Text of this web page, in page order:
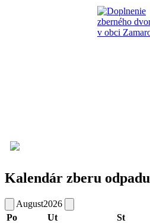
Kalendár zberu odpadu
August2026
Po
Ut St